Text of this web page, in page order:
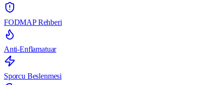
FODMAP Rehberi
Anti-Enflamatuar
Sporcu Beslenmesi